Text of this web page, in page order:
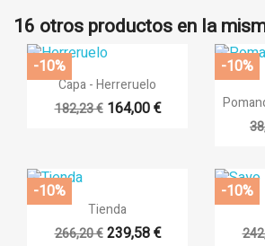
16 otros productos en la
 Vista rápida
Capa - Herreruelo
182,23 € 164,00 €
-10%

-10%
 Vista rápida
Tienda
266,20 € 239,58 €
-10%

-10%